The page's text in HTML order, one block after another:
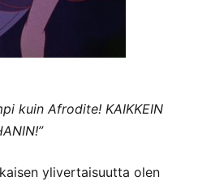
kuin Afrodite! KAIKKEIN
ylivertaisuutta olen